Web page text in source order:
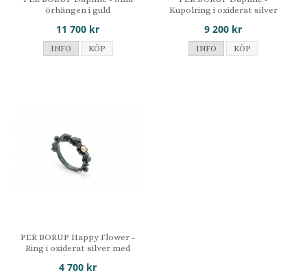
örhängen i guld
11 700 kr
INFO KÖP
Kupolring i oxiderat silver
9 200 kr
INFO KÖP
PER BORUP Happy Flower -
Ring i oxiderat silver med
diamant
4 700 kr